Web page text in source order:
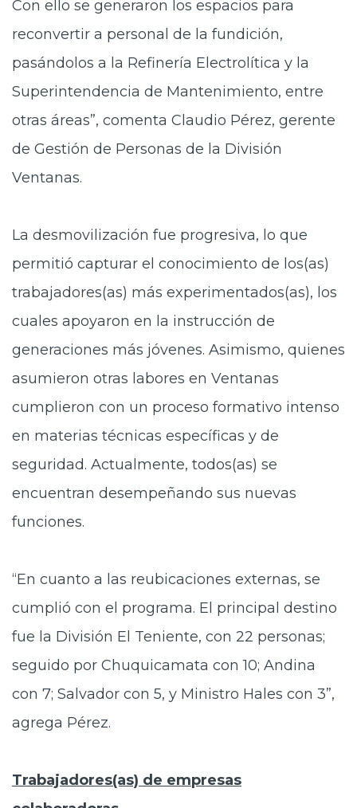
Con ello se generaron los espacios para
reconvertir a personal de la fundición,
pasándolos a la Refinería Electrolítica y la
Superintendencia de Mantenimiento, entre
otras áreas”, comenta Claudio Pérez, gerente
de Gestión de Personas de la División
Ventanas.
La desmovilización fue progresiva, lo que
permitió capturar el conocimiento de los(as)
trabajadores(as) más experimentados(as), los
cuales apoyaron en la instrucción de
generaciones más jóvenes. Asimismo, quienes
asumieron otras labores en Ventanas
cumplieron con un proceso formativo intenso
en materias técnicas específicas y de
seguridad. Actualmente, todos(as) se
encuentran desempeñando sus nuevas
funciones.
“En cuanto a las reubicaciones externas, se
cumplió con el programa. El principal destino
fue la División El Teniente, con 22 personas;
seguido por Chuquicamata con 10; Andina
con 7; Salvador con 5, y Ministro Hales con 3”,
agrega Pérez.
Trabajadores(as) de empresas